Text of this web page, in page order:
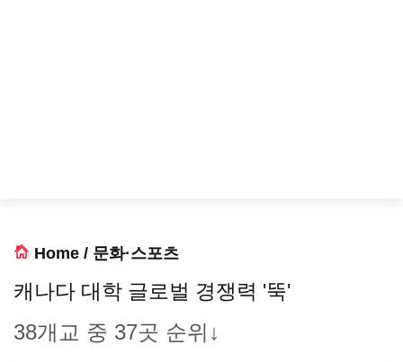
Home / 문화·스포츠
캐나다 대학 글로벌 경쟁력 '뚝'
38개교 중 37곳 순위↓